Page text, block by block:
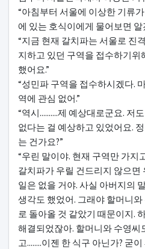
“아침부터 서울에 이상한 기류
에 있는 호식이에게 물어보면 알
“지금 현재 갈치파는 서울로 진
지하고 있던 구역을 접수하기위
했어요.”
“성민파 구역을 접수하시겠다.
역에 관심 없어.”
“역시..........제 예상대로군요. 저
없다는 걸 예상하고 있었어요.
는 건가요?”
“우린 말이야. 현재 구역만 가지
갈치파가 우릴 건드리지 않으면
일은 없을 거야. 사실 아버지의
생각도 했었어. 그래야 할머니
로 돌아올 것 같았기 때문이지.
해결되었잖아. 할머니와 수영씨
고........이젠 한 식구 아닌가? 굳